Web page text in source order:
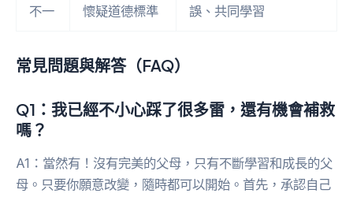
不一
懷疑道德標準
誤、共同學習
常見問題與解答（FAQ）
Q1：我已經不小心踩了很多雷，還有機會補救
嗎？
A1：當然有！沒有完美的父母，只有不斷學習和成長的父
母。只要你願意改變，隨時都可以開始。首先，承認自己